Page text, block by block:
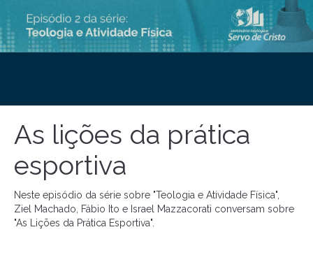
As lições da prática
esportiva
Neste episódio da série sobre "Teologia e Atividade Física",
Ziel Machado, Fábio Ito e Israel Mazzacorati conversam sobre
"As Lições da Prática Esportiva".